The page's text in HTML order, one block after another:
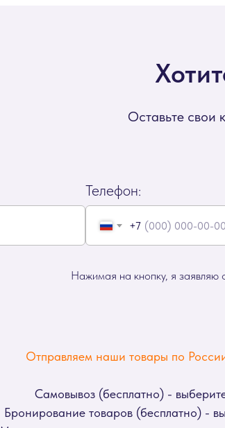
Оставьте свои
Телефон:
+7
Нажимая на кнопку, я заявляю
Отправляем наши товары по
Самовывоз (бесплатно) -
Бронирование товаров (бесплатно) -